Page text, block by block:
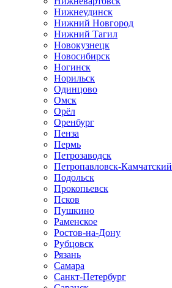
Нижнеудинск
Нижний Новгород
Нижний Тагил
Новокузнецк
Новосибирск
Ногинск
Норильск
Одинцово
Омск
Орёл
Оренбург
Пенза
Пермь
Петрозаводск
Петропавловск-Камчатский
Подольск
Прокопьевск
Псков
Пушкино
Раменское
Ростов-на-Дону
Рубцовск
Рязань
Самара
Санкт-Петербург